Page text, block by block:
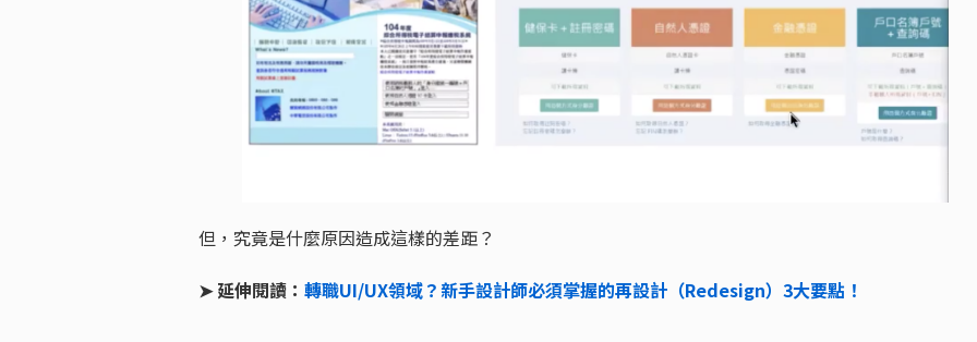
但，究竟是什麼原因造成這樣的差距？
➤ 延伸閱讀： 轉職UI/UX領域？新手設計師必須掌握的再設計（Redesign）3大要點！